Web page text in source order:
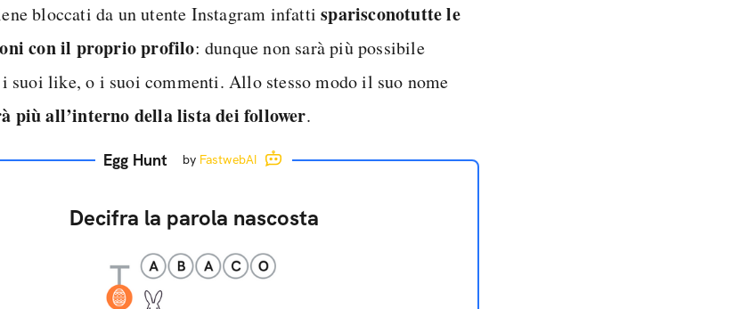
bloccati da un utente Instagram infattisparisconotutte le
con il proprio profilo: dunque non sarà più possibile
suoi like, o i suoi commenti. Allo stesso modo il suo nome
più all’interno della lista dei follower.
Egg Hunt by FastwebAI
Decifra la parola nascosta